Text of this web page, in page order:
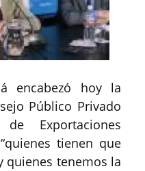
encabezó hoy la
Público Privado
Exportaciones
tienen que
quienes tenemos la